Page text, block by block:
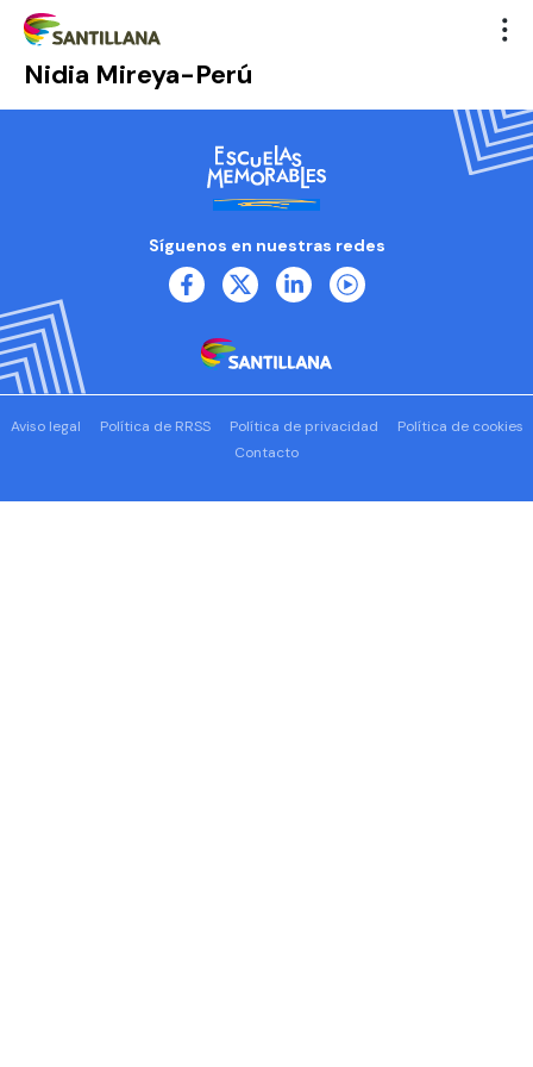
Nidia Mireya-Perú
Síguenos en nuestras redes
Aviso legal Política de RRSS Política de privacidad
Política de cookies
Contacto